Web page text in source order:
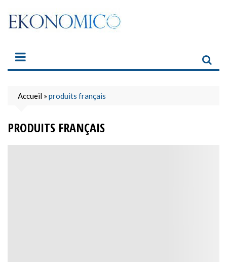
content
Accueil » produits français
PRODUITS FRANÇAIS